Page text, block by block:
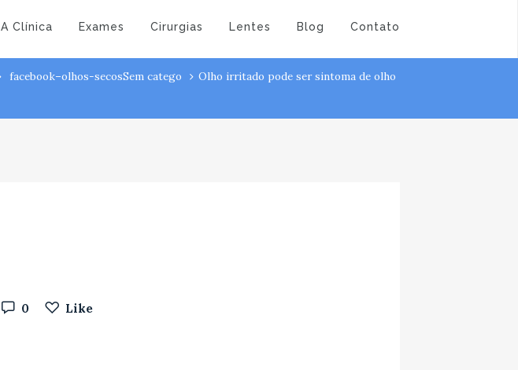
A Clínica Exames Cirurgias Lentes Blog Contato
facebook–olhos-secosSem catego
Olho irritado pode ser sintoma de olho
0 Like